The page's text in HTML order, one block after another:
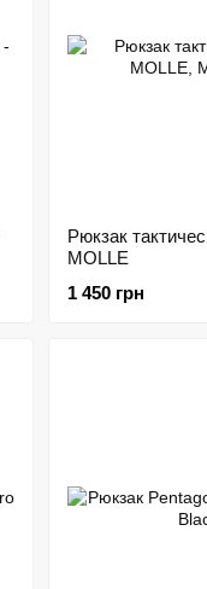
Рюкзак
MOLLE
1 450 грн